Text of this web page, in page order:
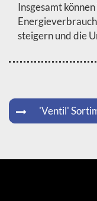
Insgesamt
steigern und die
'Ventil'